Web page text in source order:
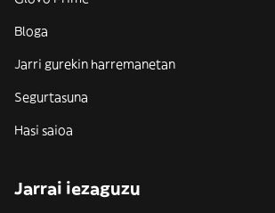
Bloga
Jarri gurekin harremanetan
Segurtasuna
Hasi saioa
Jarrai iezaguzu